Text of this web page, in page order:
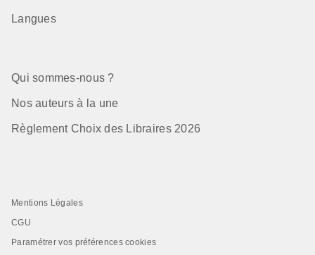
Langues
Qui sommes-nous ?
Nos auteurs à la une
Règlement Choix des Libraires 2026
Mentions Légales
CGU
Paramétrer vos préférences cookies